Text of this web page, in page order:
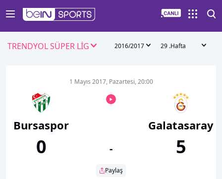
TRENDYOL SÜPER LİG 2016/2017 29 .Hafta
Bursaspor
0
1 Mayıs 2017, Pazartesi, 20:00
-
Paylaş
Galatasaray
5